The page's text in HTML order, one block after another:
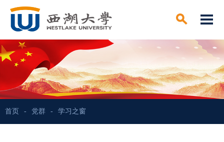
首页 - 党群 - 学习之窗